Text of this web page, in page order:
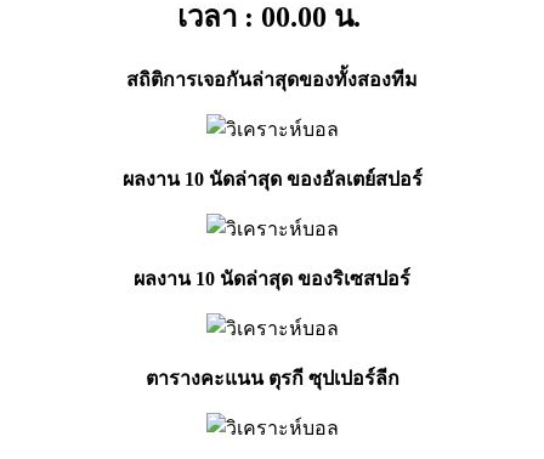
เวลา : 00.00 น.
สถิติการเจอกันล่าสุดของทั้งสองทีม
ผลงาน 10 นัดล่าสุด ของอัลเตย์สปอร์
ผลงาน 10 นัดล่าสุด ของริเซสปอร์
ตารางคะแนน ตุรกี ซุปเปอร์ลีก